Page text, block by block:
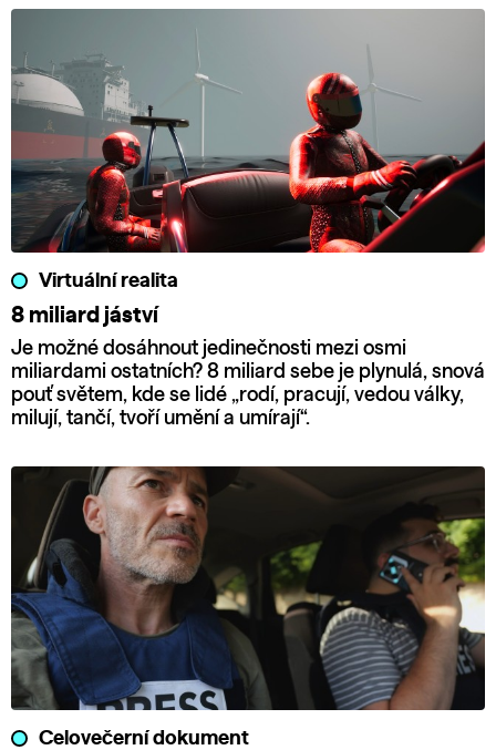
Virtuální realita
8 miliard jáství
Je možné dosáhnout jedinečnosti mezi osmi
miliardami ostatních? 8 miliard sebe je plynulá, snová
pouť světem, kde se lidé „rodí, pracují, vedou války,
milují, tančí, tvoří umění a umírají“.
Celovečerní dokument